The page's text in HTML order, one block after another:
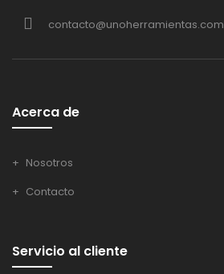
contacto@unoherramientas.com
Acerca de
Nosotros
Contacto
Servicio al cliente